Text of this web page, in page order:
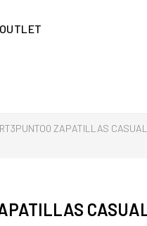
OUTLET
ZAPATILLAS